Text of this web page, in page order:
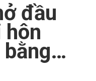
đầu
hôn
bằng…